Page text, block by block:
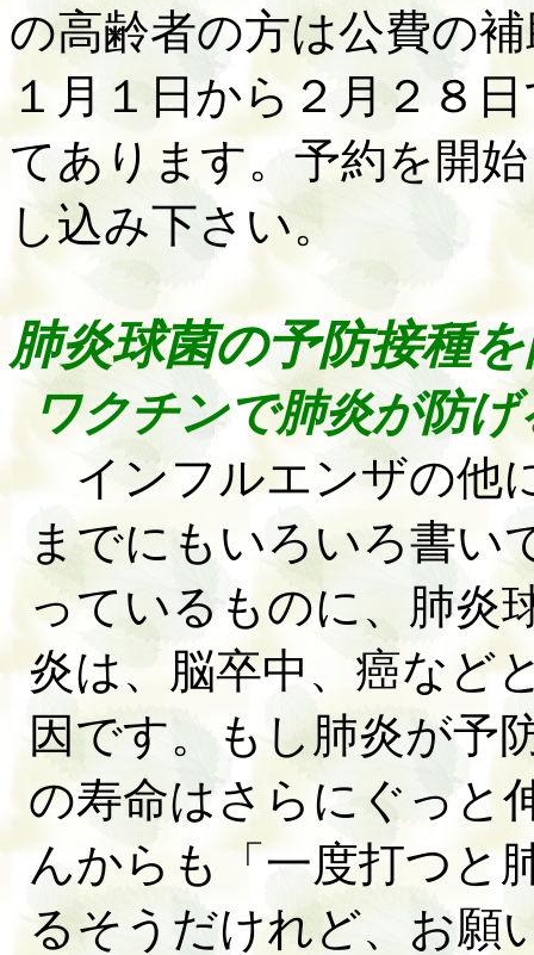
の高齢者の方は公費の
１月１日から２月２８
てあります。予約を開
し込み下さい。
肺炎球菌の予防接種
ワクチンで肺炎が防げ
インフルエンザの他
までにもいろいろ書い
っているものに、肺炎
炎は、脳卒中、癌など
因です。もし肺炎が予
の寿命はさらにぐっと
んからも「一度打つと
るそうだけれど、お願